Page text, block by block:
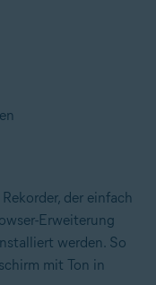
der einfach
Erweiterung
werden. So
mit Ton in